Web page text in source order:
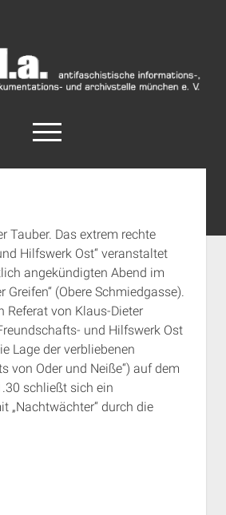
open
menu
facebook
rss info@aida-archiv.de
Aktuelles
Termine
open
dropdown
menu
Termine im Süden
Termine in München
Termine im Süden
Termine München
Chronologie
Das Archiv
open
dropdown
menu
e. V. unterstützen
Über a.i.d.a.
Twitter & Facebook
Impressum
Tauber. Das extrem rechte
Hilfswerk Ost“ veranstaltet
angekündigten Abend im
Greifen“ (Obere Schmiedgasse).
Referat von Klaus-Dieter
und Hilfswerk Ost
Lage der verbliebenen
von Oder und Neiße“) auf dem
schließt sich ein
„Nachtwächter“ durch die